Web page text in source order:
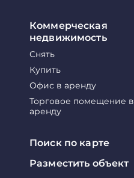
Коммерческая
недвижимость
Снять
Купить
Офис в аренду
Торговое помещение в
аренду
Поиск по карте
Разместить объект